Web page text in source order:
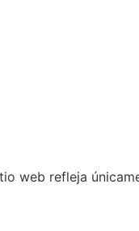
web refleja